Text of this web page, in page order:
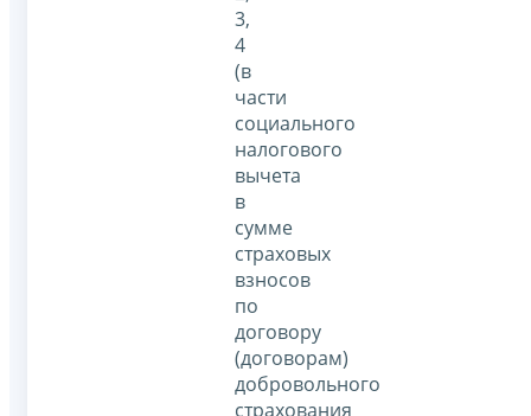
3,
4
(в
части
социального
налогового
вычета
в
сумме
страховых
взносов
по
договору
(договорам)
добровольного
страхования